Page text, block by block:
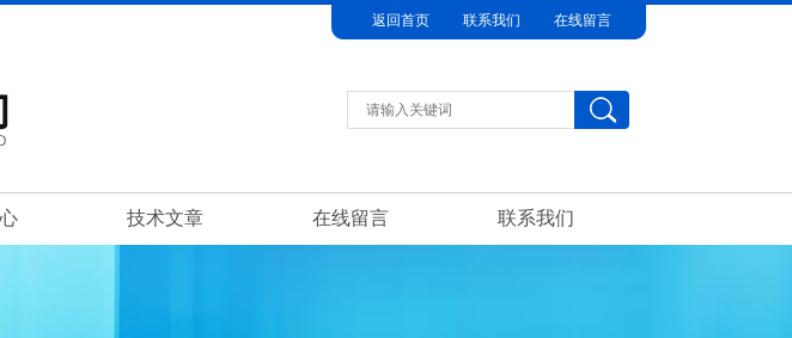
返回首页 联系我们 在线留言
技术文章 在线留言 联系我们